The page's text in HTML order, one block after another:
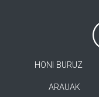
HONI BURUZ
ARAUAK